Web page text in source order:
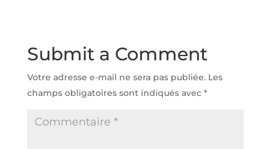
Submit a Comment
Votre adresse e-mail ne sera pas publiée. Les
champs obligatoires sont indiqués avec *